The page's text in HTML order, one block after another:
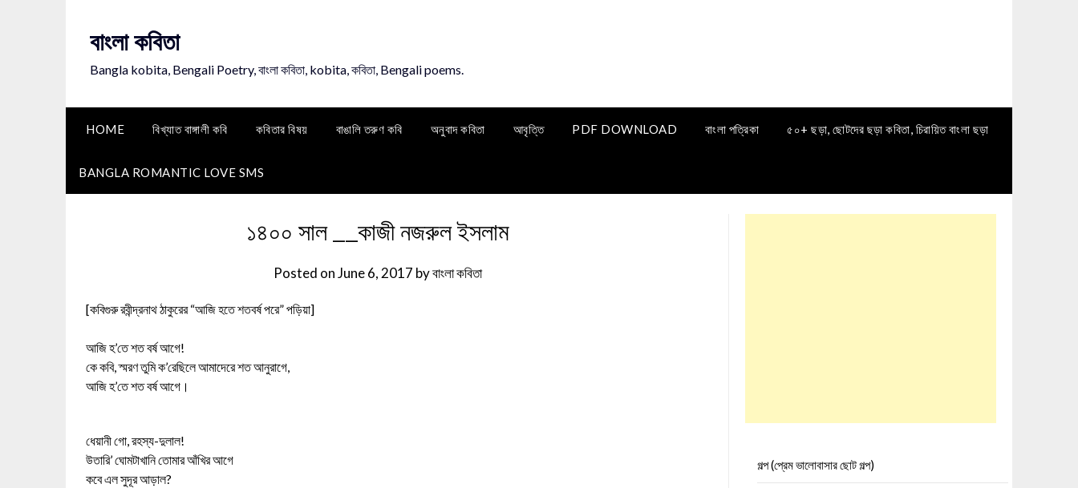
বাংলা কবিতা
Bangla kobita, Bengali Poetry, বাংলা কবিতা, kobita, কবিতা, Bengali poems.
HOME বিখ্যাত বাঙ্গালী কবি কবিতার বিষয় বাঙালি তরুণ কবি অনুবাদ কবিতা আবৃত্তি PDF DOWNLOAD বাংলা পত্রিকা ৫০+ ছড়া, ছোটদের ছড়া কবিতা, চিরায়িত বাংলা ছড়া
BANGLA ROMANTIC LOVE SMS
১৪০০ সাল __কাজী নজরুল ইসলাম
Posted onJune 6, 2017 byবাংলা কবিতা
[কবিগুরু রবীন্দ্রনাথ ঠাকুরের “আজি হতে শতবর্ষ পরে” পড়িয়া]
আজি হ’তে শত বর্ষ আগে!
কে কবি, স্মরণ তুমি ক’রেছিলে আমাদেরে শত আনুরাগে,
আজি হ’তে শত বর্ষ আগে।
ধেয়ানী গো, রহস্য-দুলাল!
উতারি’ ঘোমটাখানি তোমার আঁখির আগে
কবে এল সুদূর আড়াল?
গল্প (প্রেম ভালোবাসার ছোট গল্প)